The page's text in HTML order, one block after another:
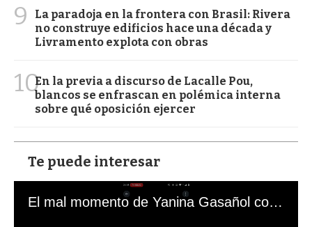
9
La paradoja en la frontera con Brasil: Rivera
no construye edificios hace una década y
Livramento explota con obras
10En la previa a discurso de Lacalle Pou,
blancos se enfrascan en polémica interna
sobre qué oposición ejercer
Te puede interesar
El mal momento de Yanina Gasañol con un hincha argentino en "Subrayado"